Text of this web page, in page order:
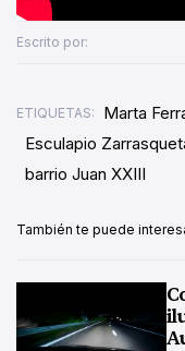
Escrito por:
ETIQUETAS: Marta
Esculapio
barrio Juan XXIII
También te puede